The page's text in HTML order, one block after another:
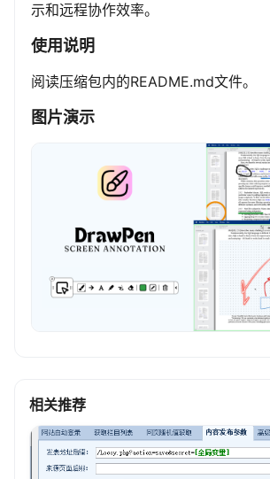
示和远程协作效率。
使用说明
阅读压缩包内的README.md文件。
图片演示
相关推荐